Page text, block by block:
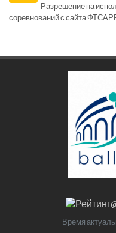
Разрешение на
соревнований с сайта
Время